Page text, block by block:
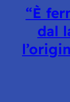
“È
dal